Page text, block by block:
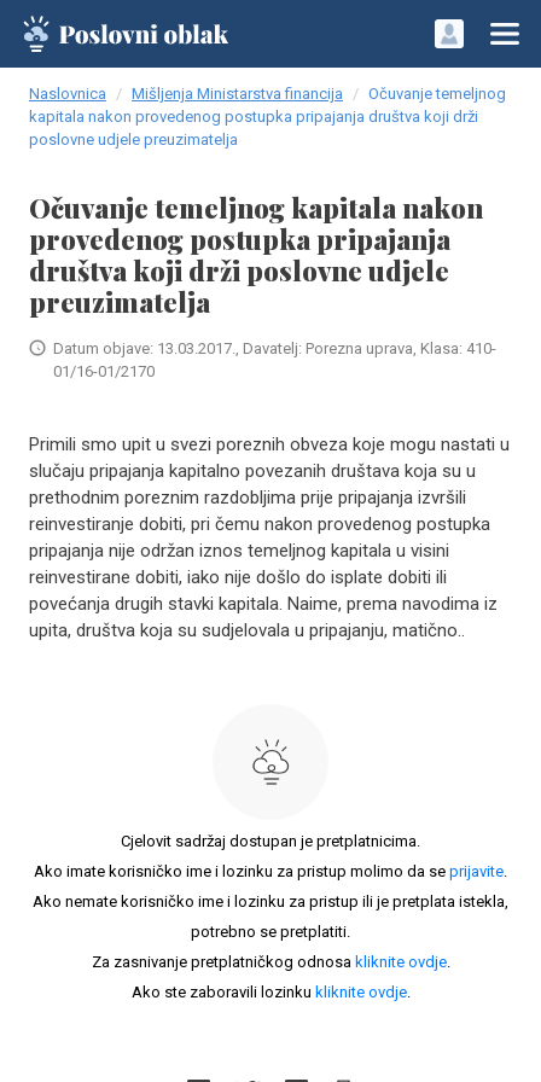
Naslovnica Mišljenja Ministarstva financija
Očuvanje temeljnog
kapitala nakon provedenog postupka pripajanja društva koji drži
poslovne udjele preuzimatelja
Očuvanje temeljnog kapitala nakon
provedenog postupka pripajanja
društva koji drži poslovne udjele
preuzimatelja
Datum objave: 13.03.2017., Davatelj: Porezna uprava, Klasa: 410-
01/16-01/2170
Primili smo upit u svezi poreznih obveza koje mogu nastati u
slučaju pripajanja kapitalno povezanih društava koja su u
prethodnim poreznim razdobljima prije pripajanja izvršili
reinvestiranje dobiti, pri čemu nakon provedenog postupka
pripajanja nije održan iznos temeljnog kapitala u visini
reinvestirane dobiti, iako nije došlo do isplate dobiti ili
povećanja drugih stavki kapitala. Naime, prema navodima iz
upita, društva koja su sudjelovala u pripajanju, matično..
Cjelovit sadržaj dostupan je pretplatnicima.
Ako imate korisničko ime i lozinku za pristup molimo da se prijavite.
Ako nemate korisničko ime i lozinku za pristup ili je pretplata istekla,
potrebno se pretplatiti.
Za zasnivanje pretplatničkog odnosa kliknite ovdje.
Ako ste zaboravili lozinku kliknite ovdje.